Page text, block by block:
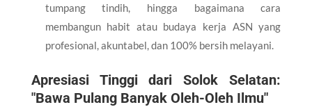
tumpang tindih, hingga bagaimana cara
membangun habit atau budaya kerja ASN yang
profesional, akuntabel, dan 100% bersih melayani.
​Apresiasi Tinggi dari Solok Selatan:
"Bawa Pulang Banyak Oleh-Oleh Ilmu"